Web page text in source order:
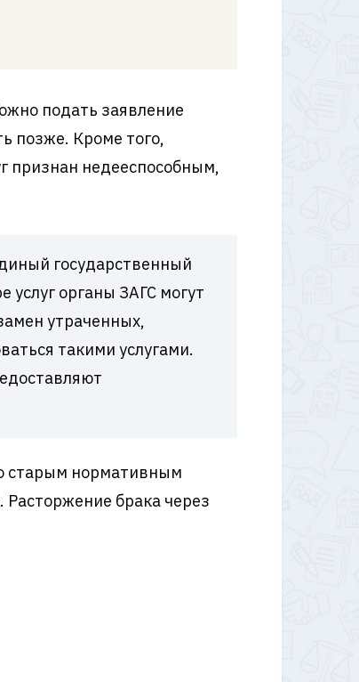
подать заявление
позже. Кроме того,
признан недееспособным,
государственный
услуг органы ЗАГС могут
утраченных,
такими услугами.
старым нормативным
Расторжение брака через